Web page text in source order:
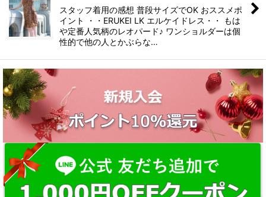
スタッフ着用の感想 普段サイズでOK おススメポ
イント ・・ERUKEI LK エルケイドレス・・ もは
や定番人気柄のレオパード♪ ワンショルダーは個
性的で他の人とかぶらな…